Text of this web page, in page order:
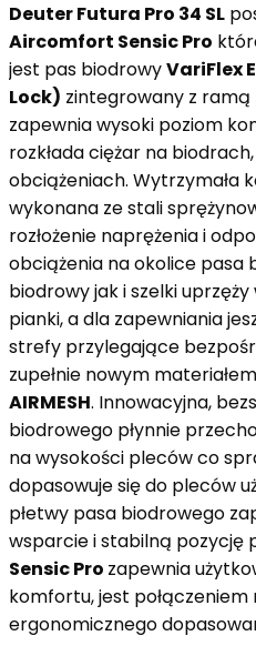
Deuter Futura Pro 34 SL
Aircomfort Sensic Pro
jest pas biodrowyVariFlex
Lock) zintegrowany z ramą
zapewnia wysoki poziom
rozkłada ciężar na
obciążeniach. Wytrzymała
wykonana ze stali
rozłożenie naprężenia i
obciążenia na okolice pasa
biodrowy jak i szelki
pianki, a dla zapewniania
strefy przylegające
zupełnie nowym
AIRMESH. Innowacyjna,
biodrowego płynnie
na wysokości pleców co
dopasowuje się do pleców
płetwy pasa biodrowego
wsparcie i stabilną pozycję
Sensic Pro zapewnia
komfortu, jest
ergonomicznego